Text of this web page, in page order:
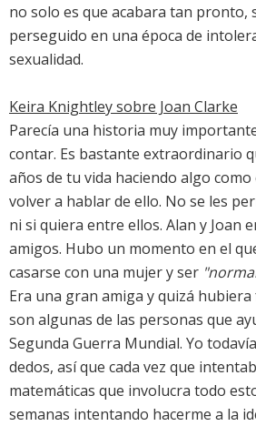
no solo es que acabara tan pronto,
perseguido en una época de
sexualidad.
Keira Knightley sobre Joan Clarke
Parecía una historia muy
contar. Es bastante extraordinario
años de tu vida haciendo algo como
volver a hablar de ello. No se les
ni si quiera entre ellos. Alan y Joan
amigos. Hubo un momento en el
casarse con una mujer y ser
Era una gran amiga y quizá hubiera
son algunas de las personas que
Segunda Guerra Mundial. Yo
dedos, así que cada vez que
matemáticas que involucra todo
semanas intentando hacerme a la